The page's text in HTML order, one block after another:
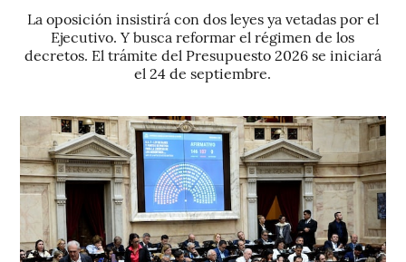
La oposición insistirá con dos leyes ya vetadas por el
Ejecutivo. Y busca reformar el régimen de los
decretos. El trámite del Presupuesto 2026 se iniciará
el 24 de septiembre.